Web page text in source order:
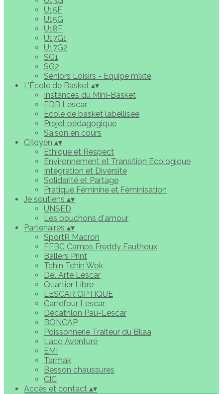
U15F
U15G
U18F
U17G1
U17G2
SG1
SG2
Séniors Loisirs - Equipe mixte
L'École de Basket ▴▾
Instances du Mini-Basket
EDB Lescar
École de basket labellisée
Projet pédagogique
Saison en cours
Citoyen ▴▾
Ethique et Respect
Environnement et Transition Ecologique
Intégration et Diversité
Solidarité et Partage
Pratique Féminine et Féminisation
Je soutiens ▴▾
UNSED
Les bouchons d'amour
Partenaires ▴▾
SportR Macron
FFBC Camps Freddy Fauthoux
Ballers Print
Tchin Tchin Wok
Del Arte Lescar
Quartier Libre
LESCAR OPTIQUE
Carrefour Lescar
Décathlon Pau-Lescar
BONCAP
Poissonnerie Traiteur du Bilaa
Lacq Aventure
EMI
Tarmak
Besson chaussures
CIC
Accès et contact ▴▾